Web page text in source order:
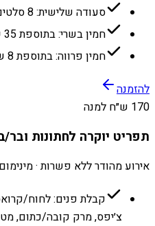
סעודה שלישית: 8 סלטים, דג מטוגן, פשטידת השף
חמין בשרי: בתוספת 35 ש״ח למנה
חמין פרווה: בתוספת 8 ש״ח לאדם
להזמנה
170 ש״ח למנה
תפריט יוקרה לחתונות ובר/
אירוע מהודר ללא פשרות · מינימום 100 מנות
קבלת פנים: לחוח/
צ׳יפס, מרק קובה/כתום,